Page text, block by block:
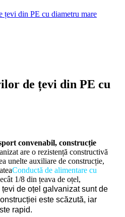
țevi din PE cu diametru mare
de țevi din PE cu
convenabil, construcție
are o rezistență constructivă
unelte auxiliare de construcție,
Conductă de alimentare cu
1/8 din țeava de oțel,
țevi de oțel galvanizat sunt de
este scăzută, iar
rapid.